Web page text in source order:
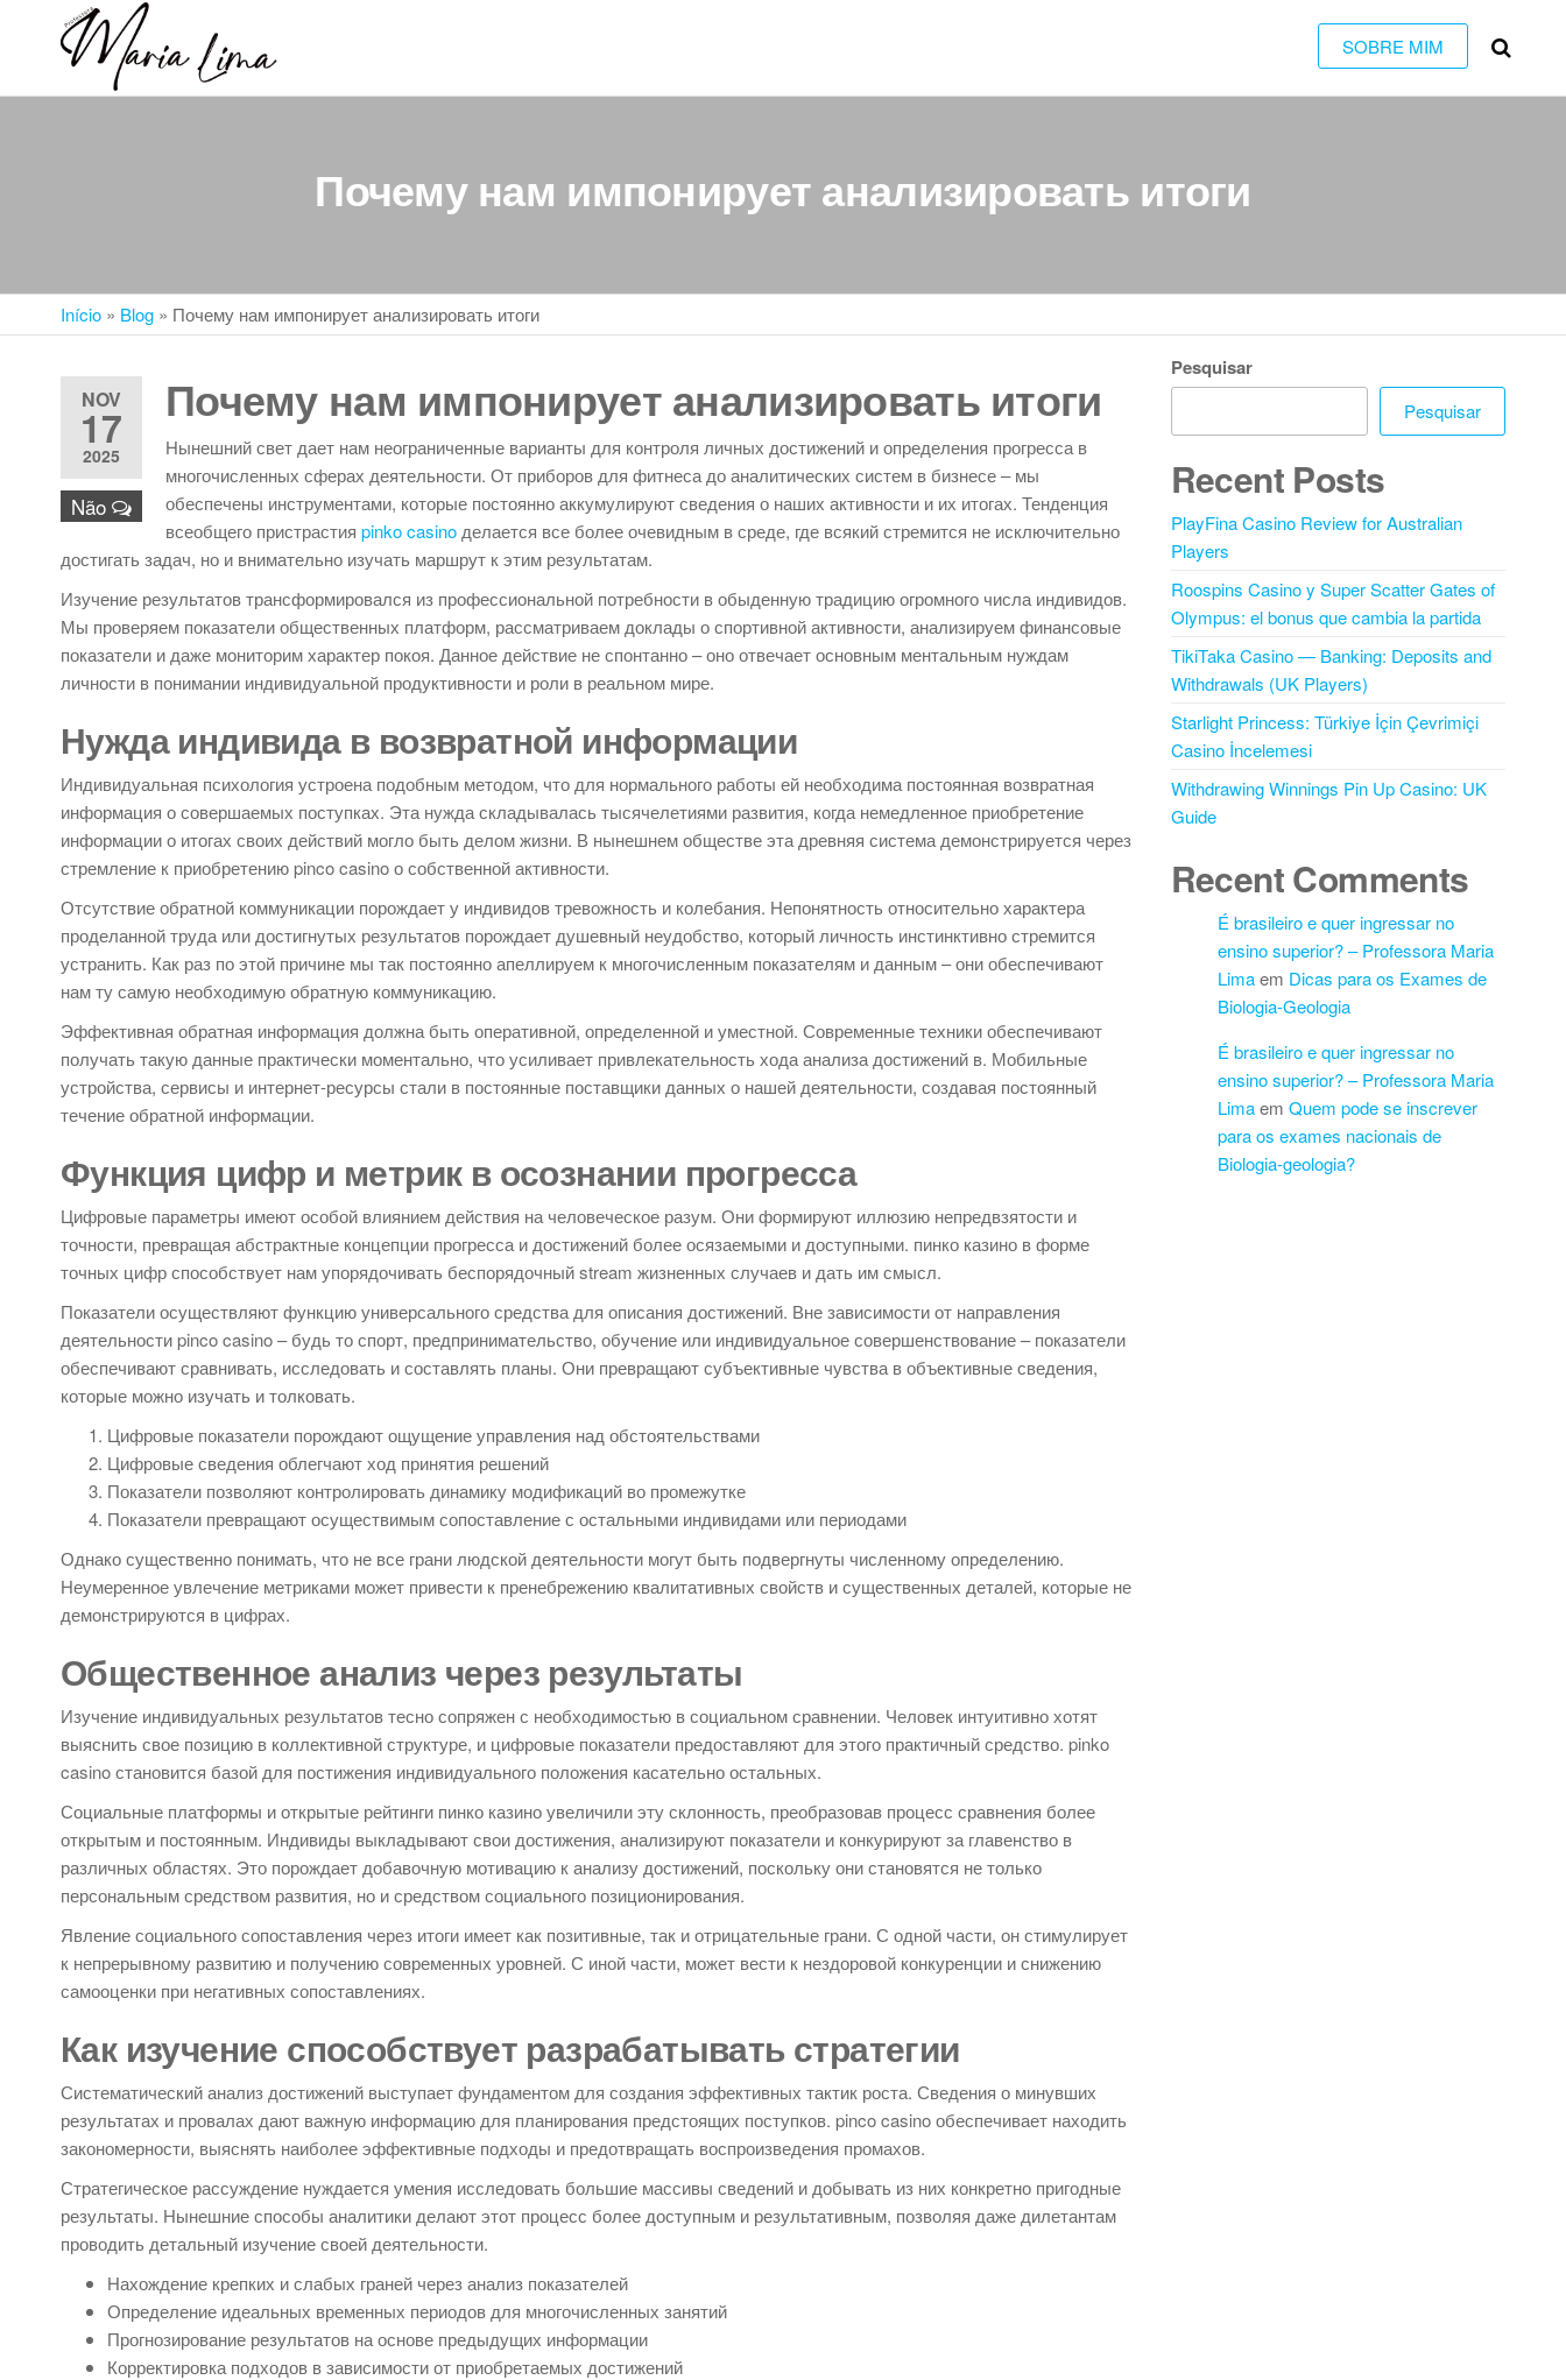
content
Maria Lima
SOBRE MIM
Почему нам импонирует анализировать итоги
Início » Blog » Почему нам импонирует анализировать итоги
NOV
17
2025
Não
Почему нам импонирует анализировать итоги
Нынешний свет дает нам неограниченные варианты для контроля личных достижений и определения прогресса в
многочисленных сферах деятельности. От приборов для фитнеса до аналитических систем в бизнесе – мы
обеспечены инструментами, которые постоянно аккумулируют сведения о наших активности и их итогах. Тенденция
всеобщего пристрастия pinko casino делается все более очевидным в среде, где всякий стремится не исключительно
достигать задач, но и внимательно изучать маршрут к этим результатам.
Изучение результатов трансформировался из профессиональной потребности в обыденную традицию огромного числа индивидов.
Мы проверяем показатели общественных платформ, рассматриваем доклады о спортивной активности, анализируем финансовые
показатели и даже мониторим характер покоя. Данное действие не спонтанно – оно отвечает основным ментальным нуждам
личности в понимании индивидуальной продуктивности и роли в реальном мире.
Нужда индивида в возвратной информации
Индивидуальная психология устроена подобным методом, что для нормального работы ей необходима постоянная возвратная
информация о совершаемых поступках. Эта нужда складывалась тысячелетиями развития, когда немедленное приобретение
информации о итогах своих действий могло быть делом жизни. В нынешнем обществе эта древняя система демонстрируется через
стремление к приобретению pinco casino о собственной активности.
Отсутствие обратной коммуникации порождает у индивидов тревожность и колебания. Непонятность относительно характера
проделанной труда или достигнутых результатов порождает душевный неудобство, который личность инстинктивно стремится
устранить. Как раз по этой причине мы так постоянно апеллируем к многочисленным показателям и данным – они обеспечивают
нам ту самую необходимую обратную коммуникацию.
Эффективная обратная информация должна быть оперативной, определенной и уместной. Современные техники обеспечивают
получать такую данные практически моментально, что усиливает привлекательность хода анализа достижений в. Мобильные
устройства, сервисы и интернет-ресурсы стали в постоянные поставщики данных о нашей деятельности, создавая постоянный
течение обратной информации.
Функция цифр и метрик в осознании прогресса
Цифровые параметры имеют особой влиянием действия на человеческое разум. Они формируют иллюзию непредвзятости и
точности, превращая абстрактные концепции прогресса и достижений более осязаемыми и доступными. пинко казино в форме
точных цифр способствует нам упорядочивать беспорядочный stream жизненных случаев и дать им смысл.
Показатели осуществляют функцию универсального средства для описания достижений. Вне зависимости от направления
деятельности pinco casino – будь то спорт, предпринимательство, обучение или индивидуальное совершенствование – показатели
обеспечивают сравнивать, исследовать и составлять планы. Они превращают субъективные чувства в объективные сведения,
которые можно изучать и толковать.
Цифровые показатели порождают ощущение управления над обстоятельствами
Цифровые сведения облегчают ход принятия решений
Показатели позволяют контролировать динамику модификаций во промежутке
Показатели превращают осуществимым сопоставление с остальными индивидами или периодами
Однако существенно понимать, что не все грани людской деятельности могут быть подвергнуты численному определению.
Неумеренное увлечение метриками может привести к пренебрежению квалитативных свойств и существенных деталей, которые не
демонстрируются в цифрах.
Общественное анализ через результаты
Изучение индивидуальных результатов тесно сопряжен с необходимостью в социальном сравнении. Человек интуитивно хотят
выяснить свое позицию в коллективной структуре, и цифровые показатели предоставляют для этого практичный средство. pinko
casino становится базой для постижения индивидуального положения касательно остальных.
Социальные платформы и открытые рейтинги пинко казино увеличили эту склонность, преобразовав процесс сравнения более
открытым и постоянным. Индивиды выкладывают свои достижения, анализируют показатели и конкурируют за главенство в
различных областях. Это порождает добавочную мотивацию к анализу достижений, поскольку они становятся не только
персональным средством развития, но и средством социального позиционирования.
Явление социального сопоставления через итоги имеет как позитивные, так и отрицательные грани. С одной части, он стимулирует
к непрерывному развитию и получению современных уровней. С иной части, может вести к нездоровой конкуренции и снижению
самооценки при негативных сопоставлениях.
Как изучение способствует разрабатывать стратегии
Систематический анализ достижений выступает фундаментом для создания эффективных тактик роста. Сведения о минувших
результатах и провалах дают важную информацию для планирования предстоящих поступков. pinco casino обеспечивает находить
закономерности, выяснять наиболее эффективные подходы и предотвращать воспроизведения промахов.
Стратегическое рассуждение нуждается умения исследовать большие массивы сведений и добывать из них конкретно пригодные
результаты. Нынешние способы аналитики делают этот процесс более доступным и результативным, позволяя даже дилетантам
проводить детальный изучение своей деятельности.
Нахождение крепких и слабых граней через анализ показателей
Определение идеальных временных периодов для многочисленных занятий
Прогнозирование результатов на основе предыдущих информации
Корректировка подходов в зависимости от приобретаемых достижений
Pesquisar
Pesquisar
Recent Posts
PlayFina Casino Review for Australian
Players
Roospins Casino y Super Scatter Gates of
Olympus: el bonus que cambia la partida
TikiTaka Casino — Banking: Deposits and
Withdrawals (UK Players)
Starlight Princess: Türkiye İçin Çevrimiçi
Casino İncelemesi
Withdrawing Winnings Pin Up Casino: UK
Guide
Recent Comments
É brasileiro e quer ingressar no
ensino superior? – Professora Maria
Limaem Dicas para os Exames de
Biologia-Geologia
É brasileiro e quer ingressar no
ensino superior? – Professora Maria
Limaem Quem pode se inscrever
para os exames nacionais de
Biologia-geologia?